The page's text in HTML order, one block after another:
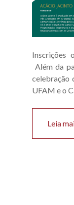
Inscrições
Além da
celebração
UFAM e o
Leia